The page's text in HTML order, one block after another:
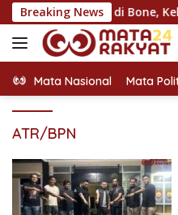
Langsung
ke
konten
Breaking News
Lintas di Bone, Keluarga
Mata Nasional Mata
ATR/BPN